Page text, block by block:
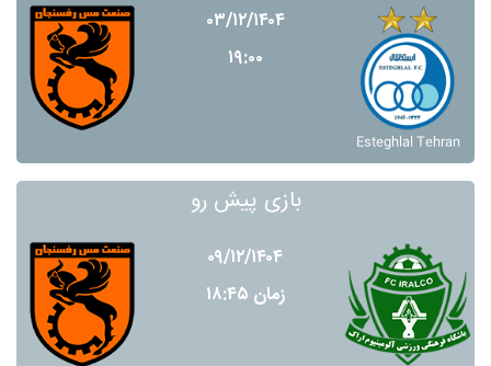
۰۳/۱۲/۱۴۰۴
۱۹:۰۰
Esteghlal Tehran
بازی پیش رو
۰۹/۱۲/۱۴۰۴
زمان ۱۸:۴۵